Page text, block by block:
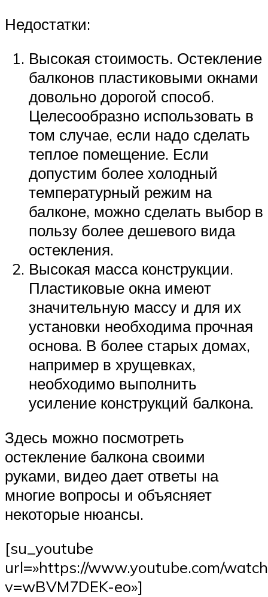
Недостатки:
Высокая стоимость. Остекление
балконов пластиковыми окнами
довольно дорогой способ.
Целесообразно использовать в
том случае, если надо сделать
теплое помещение. Если
допустим более холодный
температурный режим на
балконе, можно сделать выбор в
пользу более дешевого вида
остекления.
Высокая масса конструкции.
Пластиковые окна имеют
значительную массу и для их
установки необходима прочная
основа. В более старых домах,
например в хрущевках,
необходимо выполнить
усиление конструкций балкона.
Здесь можно посмотреть
остекление балкона своими
руками, видео дает ответы на
многие вопросы и объясняет
некоторые нюансы.
[su_youtube
url=»https://www.youtube.com/
v=wBVM7DEK-eo»]